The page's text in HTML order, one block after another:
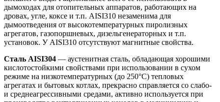
дымоходах для отопительных аппаратов, работающих на
дровах, угле, коксе и т.п. AISI310 незаменима для
дымоотведения от высокотемпературных пиролизных
агрегатов, газопоршневых, дизельгенераторных и т.п.
установок. У AISI310 отсутствуют магнитные свойства.
Сталь AISI304 — аустенитная сталь, обладающая хорошими
кислотостойкими свойствами при использовании в сухом
режиме на низкотемпературных (до 250°С) тепловых
агрегатах и бытовых котлах, прекрасно справляется со слабо-
и среднеагрессивными средами, активно используется при